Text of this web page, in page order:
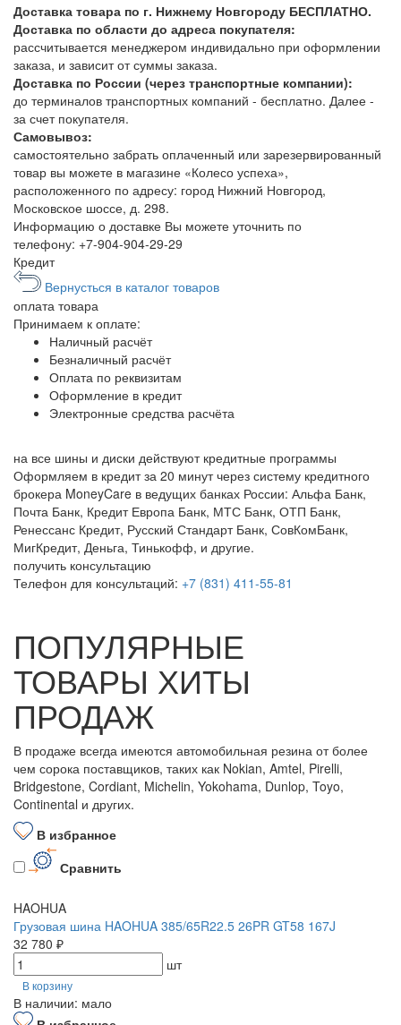
Доставка товара по г. Нижнему Новгороду БЕСПЛАТНО.
Доставка по области до адреса покупателя:
рассчитывается менеджером индивидально при оформлении
заказа, и зависит от суммы заказа.
Доставка по России (через транспортные компании):
до терминалов транспортных компаний - бесплатно. Далее -
за счет покупателя.
Самовывоз:
самостоятельно забрать оплаченный или зарезервированный
товар вы можете в магазине «Колесо успеха»,
расположенного по адресу: город Нижний Новгород,
Московское шоссе, д. 298.
Информацию о доставке Вы можете уточнить по
телефону: +7-904-904-29-29
Кредит
Вернусться в каталог товаров
оплата товара
Принимаем к оплате:
Наличный расчёт
Безналичный расчёт
Оплата по реквизитам
Оформление в кредит
Электронные средства расчёта
на все шины и диски действуют кредитные программы
Оформляем в кредит за 20 минут через систему кредитного
брокера MoneyCare в ведущих банках России: Альфа Банк,
Почта Банк, Кредит Европа Банк, МТС Банк, ОТП Банк,
Ренессанс Кредит, Русский Стандарт Банк, СовКомБанк,
МигКредит, Деньга, Тинькофф, и другие.
получить консультацию
Телефон для консультаций: +7 (831) 411-55-81
ПОПУЛЯРНЫЕ
ТОВАРЫ ХИТЫ
ПРОДАЖ
В продаже всегда имеются автомобильная резина от более
чем сорока поставщиков, таких как Nokian, Amtel, Pirelli,
Bridgestone, Cordiant, Michelin, Yokohama, Dunlop, Toyo,
Continental и других.
В избранное
Сравнить
HAOHUA
Грузовая шина HAOHUA 385/65R22.5 26PR GT58 167J
32 780 ₽
шт
В корзину
В наличии: мало